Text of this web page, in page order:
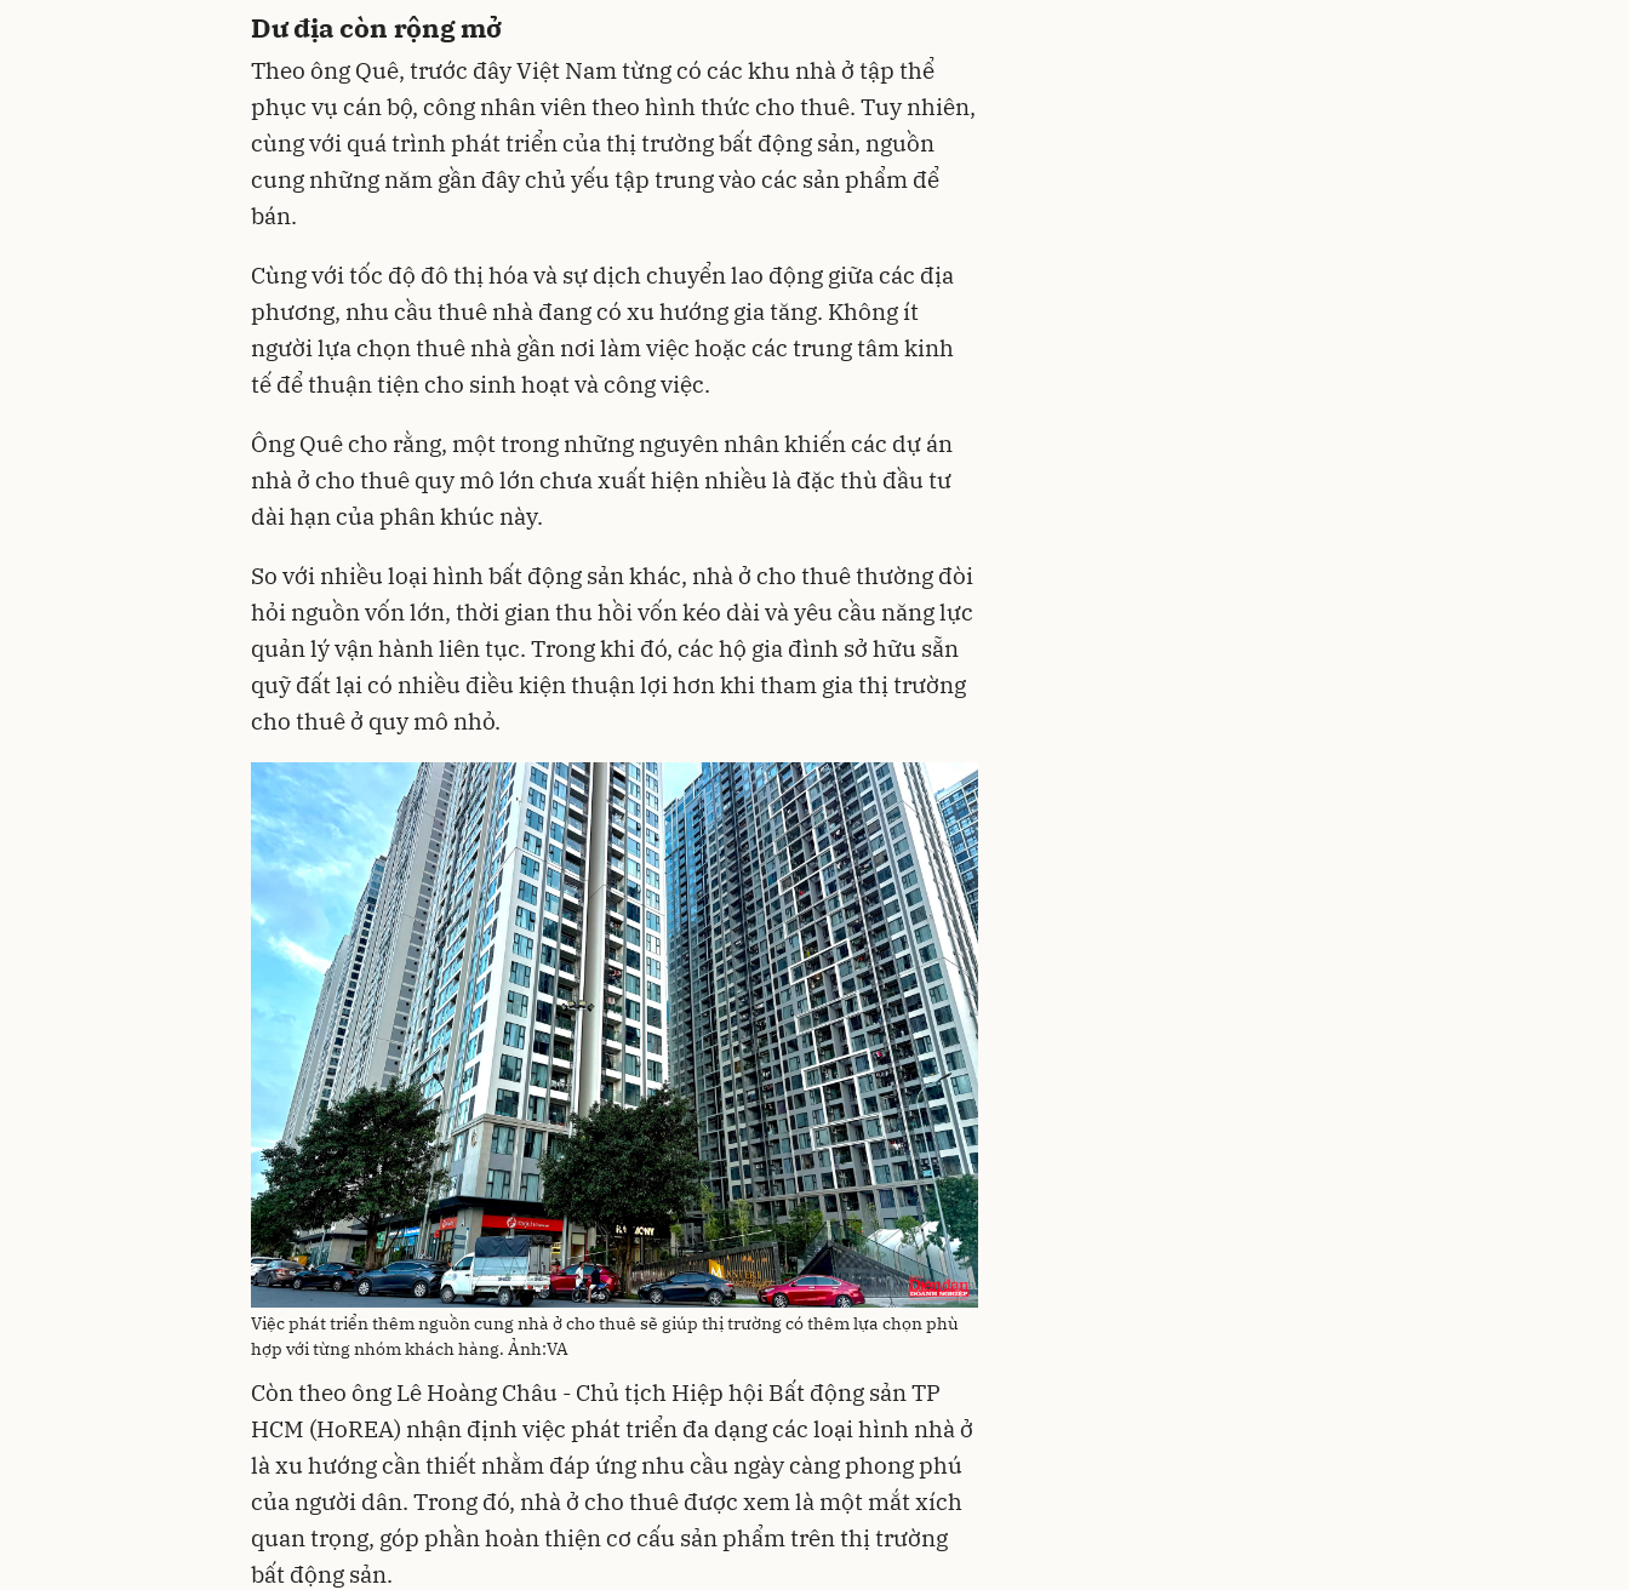
Dư địa còn rộng mở
Theo ông Quê, trước đây Việt Nam từng có các khu nhà ở tập thể
phục vụ cán bộ, công nhân viên theo hình thức cho thuê. Tuy nhiên,
cùng với quá trình phát triển của thị trường bất động sản, nguồn
cung những năm gần đây chủ yếu tập trung vào các sản phẩm để
bán.
Cùng với tốc độ đô thị hóa và sự dịch chuyển lao động giữa các địa
phương, nhu cầu thuê nhà đang có xu hướng gia tăng. Không ít
người lựa chọn thuê nhà gần nơi làm việc hoặc các trung tâm kinh
tế để thuận tiện cho sinh hoạt và công việc.
Ông Quê cho rằng, một trong những nguyên nhân khiến các dự án
nhà ở cho thuê quy mô lớn chưa xuất hiện nhiều là đặc thù đầu tư
dài hạn của phân khúc này.
So với nhiều loại hình bất động sản khác, nhà ở cho thuê thường đòi
hỏi nguồn vốn lớn, thời gian thu hồi vốn kéo dài và yêu cầu năng lực
quản lý vận hành liên tục. Trong khi đó, các hộ gia đình sở hữu sẵn
quỹ đất lại có nhiều điều kiện thuận lợi hơn khi tham gia thị trường
cho thuê ở quy mô nhỏ.
Việc phát triển thêm nguồn cung nhà ở cho thuê sẽ giúp thị trường có thêm lựa chọn phù
hợp với từng nhóm khách hàng. Ảnh:VA
Còn theo ông Lê Hoàng Châu - Chủ tịch Hiệp hội Bất động sản TP
HCM (HoREA) nhận định việc phát triển đa dạng các loại hình nhà ở
là xu hướng cần thiết nhằm đáp ứng nhu cầu ngày càng phong phú
của người dân. Trong đó, nhà ở cho thuê được xem là một mắt xích
quan trọng, góp phần hoàn thiện cơ cấu sản phẩm trên thị trường
bất động sản.